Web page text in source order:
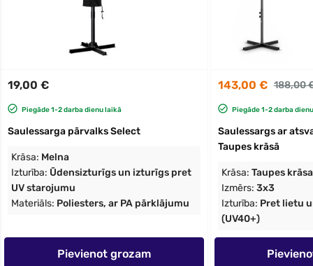
19,00 €
Piegāde 1-2 darba dienu laikā
Saulessarga pārvalks Select
Krāsa: Melna
Izturība: Ūdensizturīgs un izturīgs pret
UV starojumu
Materiāls: Poliesters, ar PA pārklājumu
Pievienot grozam
143,00 € 188,00
Piegāde 1-2 darba
Saulessargs ar
Taupes krāsā
Krāsa: Taupes krāsa
Izmērs: 3x3
Izturība: Pret lietu
(UV40+)